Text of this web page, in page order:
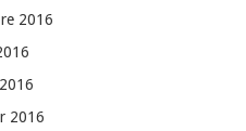
2016
2016